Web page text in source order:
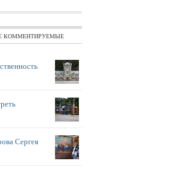
КОММЕНТИРУЕМЫЕ
Сергея